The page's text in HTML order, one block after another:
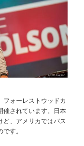
ォーレストウッドカ
催されています。日本
ど、アメリカではバス
す。